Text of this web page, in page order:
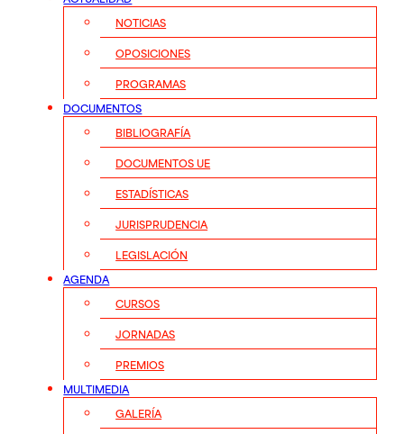
NOTICIAS
OPOSICIONES
PROGRAMAS
DOCUMENTOS
BIBLIOGRAFÍA
DOCUMENTOS UE
ESTADÍSTICAS
JURISPRUDENCIA
LEGISLACIÓN
AGENDA
CURSOS
JORNADAS
PREMIOS
MULTIMEDIA
GALERÍA